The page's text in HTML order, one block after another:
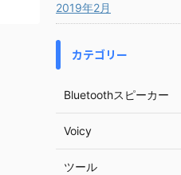
2019年2月
カテゴリー
Bluetoothスピーカー
Voicy
ツール